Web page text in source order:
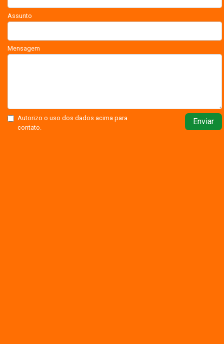
Assunto
Mensagem
Autorizo o uso dos dados acima para
contato.
Enviar